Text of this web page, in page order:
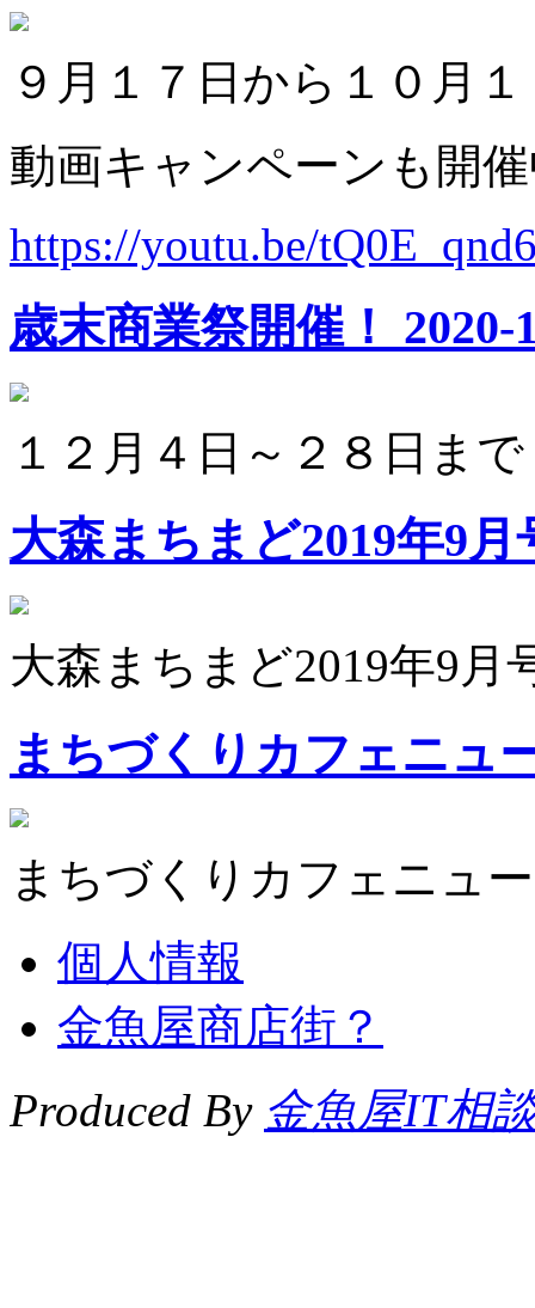
９月１７日から１０月
動画キャンペーンも開
https://youtu.be/
歳末商業祭開催！ 2020-
１２月４日～２８日まで
大森まちまど2019年9
大森まちまど2019年9月
まちづくりカフェニュ
まちづくりカフェニュ
個人情報
金魚屋商店街？
Produced By 金魚屋IT相